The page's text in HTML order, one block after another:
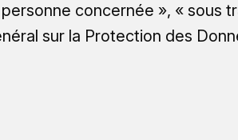
concernée », « sous
sur la Protection des